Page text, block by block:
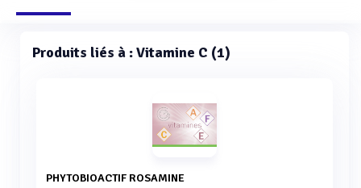
Produits liés à : Vitamine C (1)
PHYTOBIOACTIF ROSAMINE